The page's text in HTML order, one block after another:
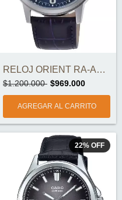
RELOJ ORIENT RA-AA0C05L ORIGINAL
$1.200.000 $969.000
22% OFF